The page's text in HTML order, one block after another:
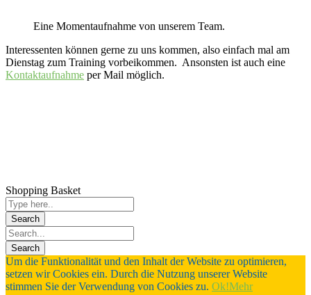
Eine Momentaufnahme von unserem Team.
Interessenten können gerne zu uns kommen, also einfach mal am
Dienstag zum Training vorbeikommen. Ansonsten ist auch eine
Kontaktaufnahme per Mail möglich.
Verein
Satzung
Kreissportbund Meißen
Shopping Basket
Um die Funktionalität und den Inhalt der Website zu optimieren,
setzen wir Cookies ein. Durch die Nutzung unserer Website
stimmen Sie der Verwendung von Cookies zu. Ok!Mehr